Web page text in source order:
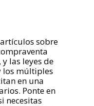
sobre
las leyes de
los múltiples
en una
Ponte en
necesitas